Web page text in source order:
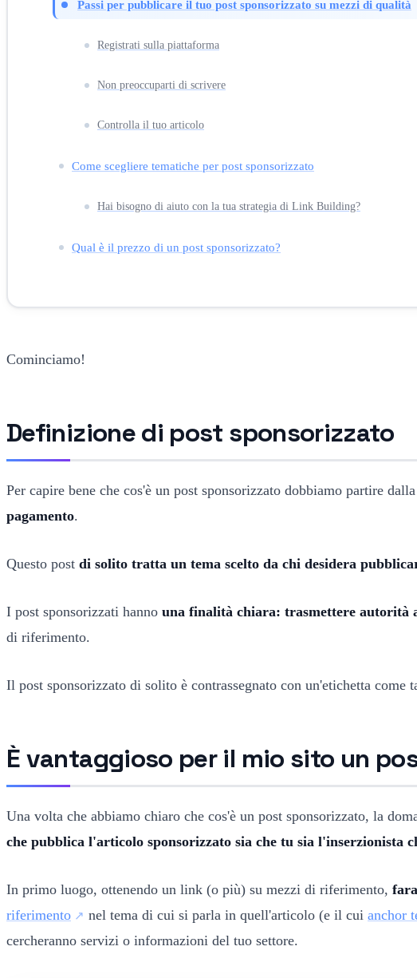
Passi per pubblicare il tuo post sponsorizzato su mezzi di qualità
Registrati sulla piattaforma
Non preoccuparti di scrivere
Controlla il tuo articolo
Come scegliere tematiche per post sponsorizzato
Hai bisogno di aiuto con la tua strategia di Link Building?
Qual è il prezzo di un post sponsorizzato?
Cominciamo!
Definizione di post sponsorizzato
Per capire bene che cos'è un post sponsorizzato dobbiamo partire
pagamento.
Questo post di solito tratta un tema scelto da chi desidera
I post sponsorizzati hanno una finalità chiara: trasmettere autorità
di riferimento.
Il post sponsorizzato di solito è contrassegnato con un'etichetta come
È vantaggioso per il mio sito un
Una volta che abbiamo chiaro che cos'è un post sponsorizzato, la
che pubblica l'articolo sponsorizzato sia che tu sia
In primo luogo, ottenendo un link (o più) su mezzi di riferimento,
riferimento
nel tema di cui si parla in quell'articolo (e il cui anchor
cercheranno servizi o informazioni del tuo settore.